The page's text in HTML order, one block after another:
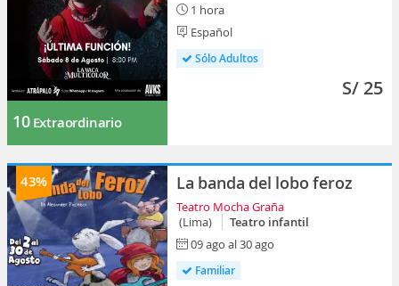
10 Extraordinario
1 hora
Español
Sólo Adultos
S/ 25
43% La banda del lobo feroz
Teatro Mocha Graña
(Lima)
Teatro infantil
09 ago al 30 ago
Familiar